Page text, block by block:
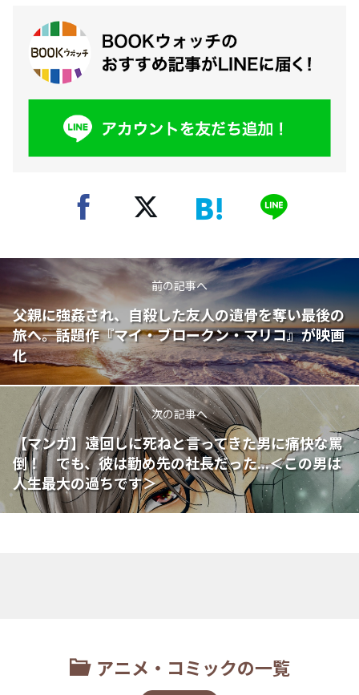
前の記事へ
父親に強姦され、自殺した友人の遺骨を奪い最後の
旅へ――。話題作『マイ・ブロークン・マリコ』が映画
化
次の記事へ
【マンガ】遠回しに死ねと言ってきた男に痛快な罵
倒！ でも、彼は勤め先の社長だった...＜この男は
人生最大の過ちです＞
アニメ・コミックの一覧